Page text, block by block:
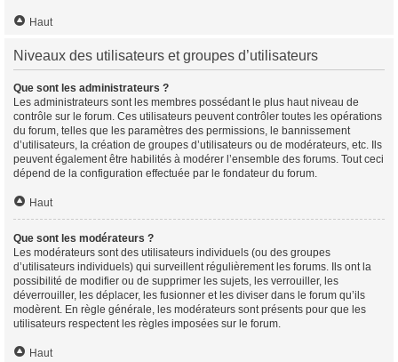
Haut
Niveaux des utilisateurs et groupes d’utilisateurs
Que sont les administrateurs ?
Les administrateurs sont les membres possédant le plus haut niveau de
contrôle sur le forum. Ces utilisateurs peuvent contrôler toutes les opérations
du forum, telles que les paramètres des permissions, le bannissement
d’utilisateurs, la création de groupes d’utilisateurs ou de modérateurs, etc. Ils
peuvent également être habilités à modérer l’ensemble des forums. Tout ceci
dépend de la configuration effectuée par le fondateur du forum.
Haut
Que sont les modérateurs ?
Les modérateurs sont des utilisateurs individuels (ou des groupes
d’utilisateurs individuels) qui surveillent régulièrement les forums. Ils ont la
possibilité de modifier ou de supprimer les sujets, les verrouiller, les
déverrouiller, les déplacer, les fusionner et les diviser dans le forum qu’ils
modèrent. En règle générale, les modérateurs sont présents pour que les
utilisateurs respectent les règles imposées sur le forum.
Haut